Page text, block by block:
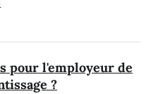
pour l'employeur de
?